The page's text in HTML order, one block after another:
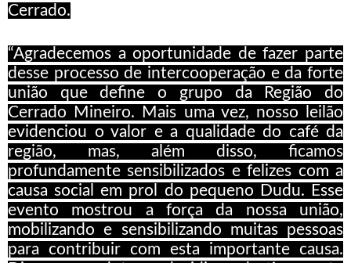
Cerrado.
“Agradecemos a oportunidade de fazer parte
desse processo de intercooperação e da forte
união que define o grupo da Região do
Cerrado Mineiro. Mais uma vez, nosso leilão
evidenciou o valor e a qualidade do café da
região, mas, além disso, ficamos
profundamente sensibilizados e felizes com a
causa social em prol do pequeno Dudu. Esse
evento mostrou a força da nossa união,
mobilizando e sensibilizando muitas pessoas
para contribuir com esta importante causa.